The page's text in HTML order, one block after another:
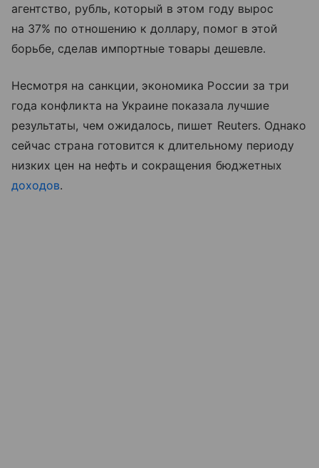
агентство, рубль, который в этом году вырос
на 37% по отношению к доллару, помог в этой
борьбе, сделав импортные товары дешевле.
Несмотря на санкции, экономика России за три
года конфликта на Украине показала лучшие
результаты, чем ожидалось, пишет Reuters. Однако
сейчас страна готовится к длительному периоду
низких цен на нефть и сокращения бюджетных
доходов.